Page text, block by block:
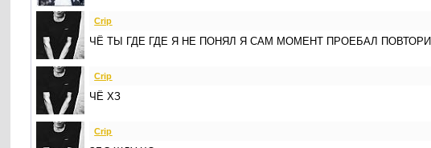
Crip
ЧЁ ТЫ ГДЕ ГДЕ Я НЕ ПОНЯЛ Я САМ МОМЕНТ ПРОЕБАЛ ПОВТОРИ
Crip
ЧЁ ХЗ
Crip